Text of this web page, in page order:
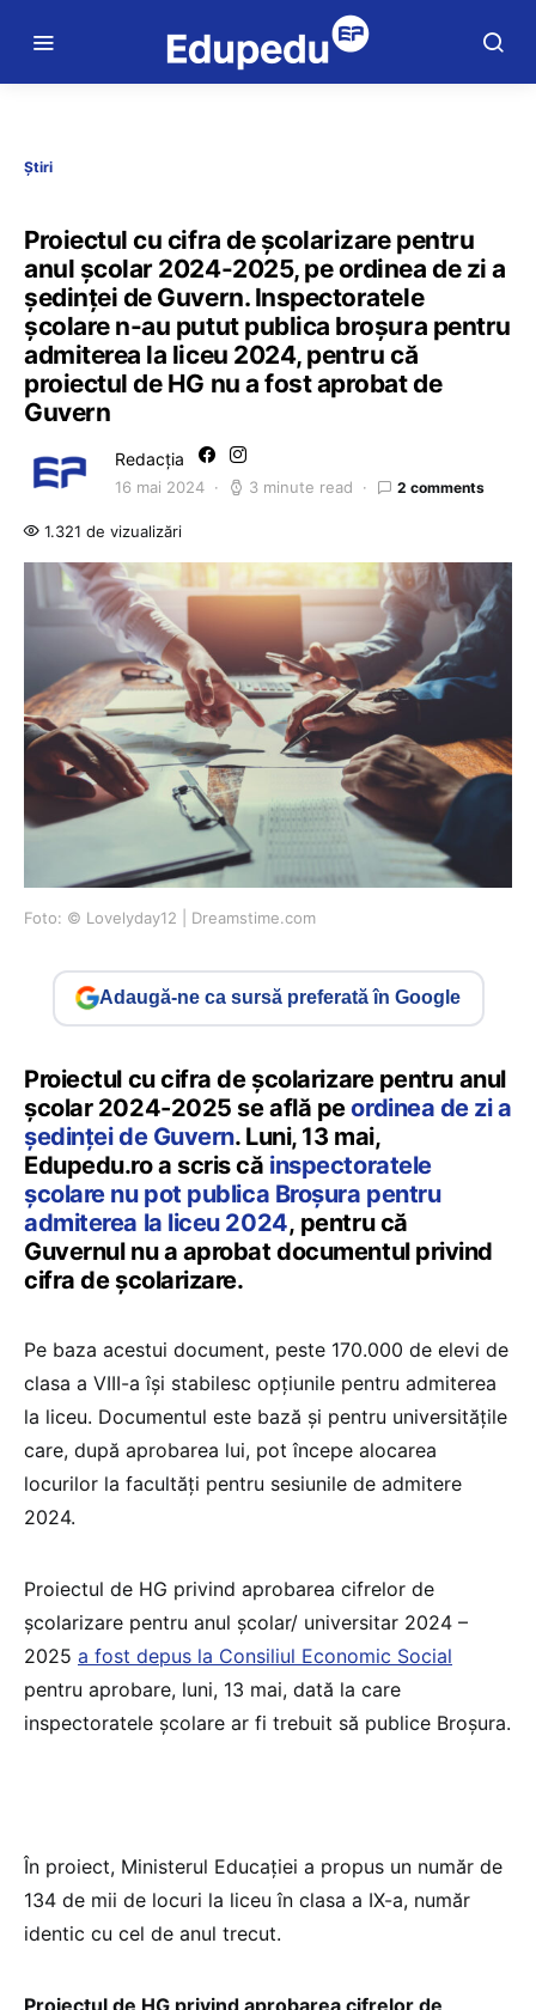
Știri
Proiectul cu cifra de școlarizare pentru
anul școlar 2024-2025, pe ordinea de zi a
ședinței de Guvern. Inspectoratele
școlare n-au putut publica broșura pentru
admiterea la liceu 2024, pentru că
proiectul de HG nu a fost aprobat de
Guvern
Redacția
16 mai 2024 3 minute read 2 comments
1.321 de vizualizări
Foto: © Lovelyday12 | Dreamstime.com
Adaugă-ne ca sursă preferată în Google
Proiectul cu cifra de școlarizare pentru anul
școlar 2024-2025 se află peordinea de zi a
ședinței de Guvern. Luni, 13 mai,
Edupedu.ro a scris că inspectoratele
școlare nu pot publica Broșura pentru
admiterea la liceu 2024, pentru că
Guvernul nu a aprobat documentul privind
cifra de școlarizare.
Pe baza acestui document, peste 170.000 de elevi de
clasa a VIII-a își stabilesc opțiunile pentru admiterea
la liceu. Documentul este bază și pentru universitățile
care, după aprobarea lui, pot începe alocarea
locurilor la facultăți pentru sesiunile de admitere
2024.
Proiectul de HG privind aprobarea cifrelor de
școlarizare pentru anul școlar/ universitar 2024 –
2025 a fost depus la Consiliul Economic Social
pentru aprobare, luni, 13 mai, dată la care
inspectoratele școlare ar fi trebuit să publice Broșura.
În proiect, Ministerul Educației a propus un număr de
134 de mii de locuri la liceu în clasa a IX-a, număr
identic cu cel de anul trecut.
Proiectul de HG privind aprobarea cifrelor de